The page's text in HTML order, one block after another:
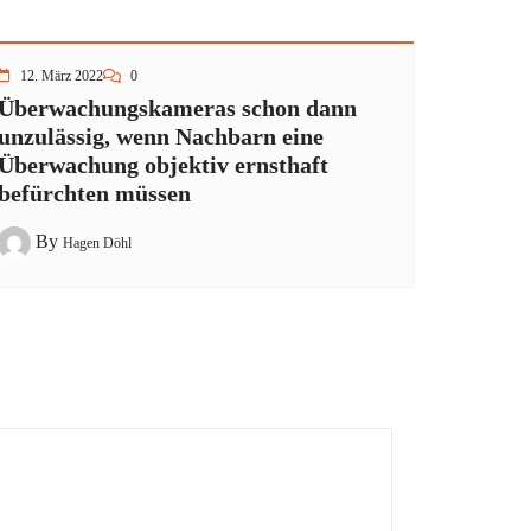
12. März 2022 0
schon dann
wenn Nachbarn eine
objektiv ernsthaft
müssen
By Hagen Döhl